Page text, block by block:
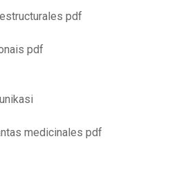
pdf
pdf
medicinales pdf